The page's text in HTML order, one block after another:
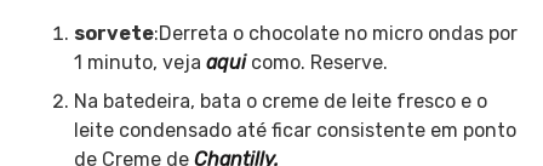
sorvete:Derreta o chocolate no micro ondas por
1 minuto, veja aquicomo. Reserve.
Na batedeira, bata o creme de leite fresco e o
leite condensado até ficar consistente em ponto
de Creme de Chantilly.